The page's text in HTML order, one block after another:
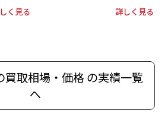
く見る 詳しく見る
買取相場・価格 の実績一覧
へ